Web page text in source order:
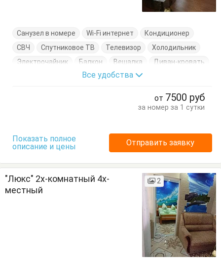
Санузел в номере Wi-Fi интернет
Кондиционер
СВЧ
Спутниковое ТВ Телевизор
Холодильник
Электрочайник
Балкон Вешалка
Диван-кровать
Журнальный столик
Кровать двуспальная
Все удобства
от 7500 руб
за номер за 1 сутки
Показать полное
описание и цены
Отправить заявку
"Люкс" 2х-комнатный 4х-
местный
2